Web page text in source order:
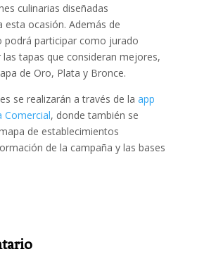
culinarias diseñadas
esta ocasión. Además de
podrá participar como jurado
tapas que consideran mejores,
de Oro, Plata y Bronce.
se realizarán a través de la app
Comercial, donde también se
de establecimientos
de la campaña y las bases